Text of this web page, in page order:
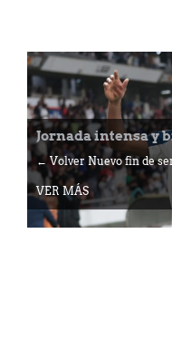
Jornada intensa y
← Volver Nuevo fin de
VER MÁS